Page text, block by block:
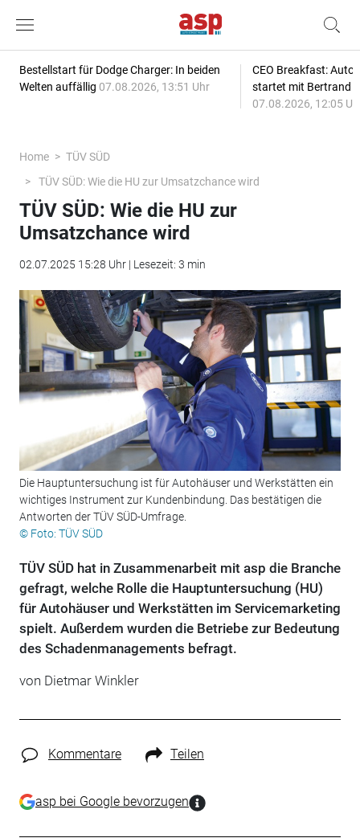
Bestellstart für Dodge Charger: In beiden
Welten auffällig 07.08.2026, 13:51 Uhr
CEO Breakfast:
startet mit Bertrand
07.08.2026, 12:05
Home
TÜV SÜD
TÜV SÜD: Wie die HU zur Umsatzchance wird
TÜV SÜD: Wie die HU zur
Umsatzchance wird
02.07.2025 15:28 Uhr | Lesezeit: 3 min
Die Hauptuntersuchung ist für Autohäuser und Werkstätten ein
wichtiges Instrument zur Kundenbindung. Das bestätigen die
Antworten der TÜV SÜD-Umfrage.
© Foto: TÜV SÜD
TÜV SÜD hat in Zusammenarbeit mit asp die Branche
gefragt, welche Rolle die Hauptuntersuchung (HU)
für Autohäuser und Werkstätten im Servicemarketing
spielt. Außerdem wurden die Betriebe zur Bedeutung
des Schadenmanagements befragt.
von Dietmar Winkler
Kommentare Teilen
asp bei Google bevorzugen